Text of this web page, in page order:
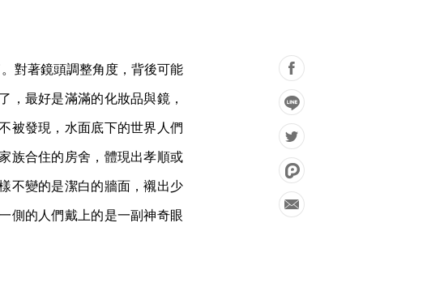
對著鏡頭調整角度，背後可能
，最好是滿滿的化妝品與鏡，
被發現，水面底下的世界人們
族合住的房舍，體現出孝順或
不變的是潔白的牆面，襯出少
側的人們戴上的是一副神奇眼